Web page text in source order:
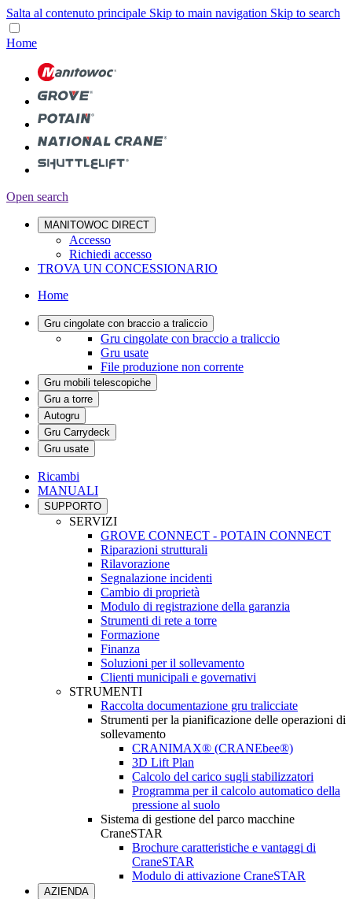
Salta al contenuto principale Skip to main navigation Skip to search
Home
Open search
MANITOWOC DIRECT
Accesso
Richiedi accesso
TROVA UN CONCESSIONARIO
Home
Gru cingolate con braccio a traliccio
Gru cingolate con braccio a traliccio
Gru usate
File produzione non corrente
Gru mobili telescopiche
Gru a torre
Autogru
Gru Carrydeck
Gru usate
Ricambi
MANUALI
SUPPORTO
SERVIZI
GROVE CONNECT - POTAIN CONNECT
Riparazioni strutturali
Rilavorazione
Segnalazione incidenti
Cambio di proprietà
Modulo di registrazione della garanzia
Strumenti di rete a torre
Formazione
Finanza
Soluzioni per il sollevamento
Clienti municipali e governativi
STRUMENTI
Raccolta documentazione gru tralicciate
Strumenti per la pianificazione delle operazioni di
sollevamento
CRANIMAX® (CRANEbee®)
3D Lift Plan
Calcolo del carico sugli stabilizzatori
Programma per il calcolo automatico della
pressione al suolo
Sistema di gestione del parco macchine
CraneSTAR
Brochure caratteristiche e vantaggi di
CraneSTAR
Modulo di attivazione CraneSTAR
AZIENDA